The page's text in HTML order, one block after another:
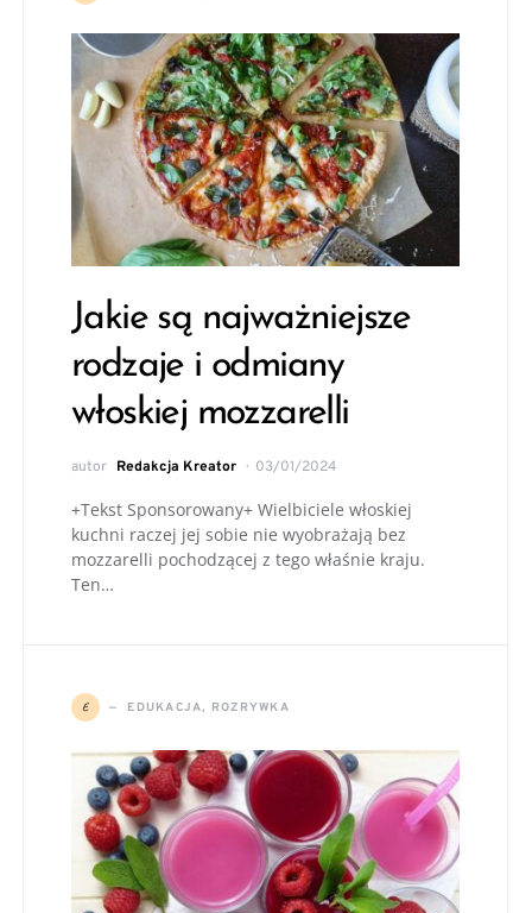
Jakie są najważniejsze
rodzaje i odmiany
włoskiej mozzarelli
autor Redakcja Kreator 03/01/2024
+Tekst Sponsorowany+ Wielbiciele włoskiej
kuchni raczej jej sobie nie wyobrażają bez
mozzarelli pochodzącej z tego właśnie kraju.
Ten…
E EDUKACJA, ROZRYWKA